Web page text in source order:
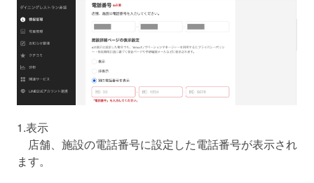
1.表示
店舗、施設の電話番号に設定した電話番号が表示され
ます。